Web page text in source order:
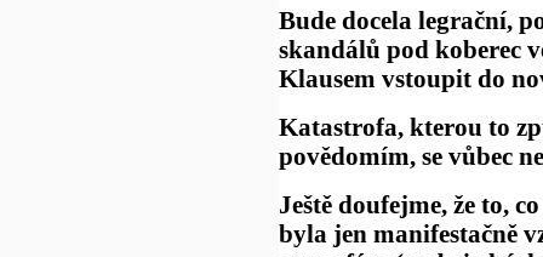
Bude docela legrační,
skandálů pod koberec
Klausem vstoupit do
Katastrofa, kterou to
povědomím, se vůbec
Ještě doufejme, že to,
byla jen manifestačně